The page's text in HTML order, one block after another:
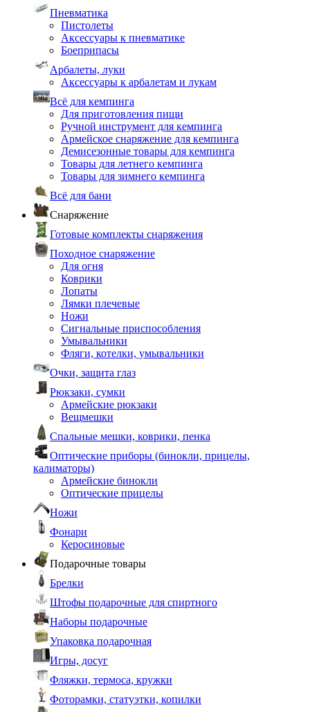
Пневматика
Пистолеты
Аксессуары к пневматике
Боеприпасы
Арбалеты, луки
Аксессуары к арбалетам и лукам
Всё для кемпинга
Для приготовления пищи
Ручной инструмент для кемпинга
Армейское снаряжение для кемпинга
Демисезонные товары для кемпинга
Товары для летнего кемпинга
Товары для зимнего кемпинга
Всё для бани
Снаряжение
Готовые комплекты снаряжения
Походное снаряжение
Для огня
Коврики
Лопаты
Лямки плечевые
Ножи
Сигнальные приспособления
Умывальники
Фляги, котелки, умывальники
Очки, защита глаз
Рюкзаки, сумки
Армейские рюкзаки
Вещмешки
Спальные мешки, коврики, пенка
Оптические приборы (бинокли, прицелы,
калиматоры)
Армейские бинокли
Оптические прицелы
Ножи
Фонари
Керосиновые
Подарочные товары
Брелки
Штофы подарочные для спиртного
Наборы подарочные
Упаковка подарочная
Игры, досуг
Фляжки, термоса, кружки
Фоторамки, статуэтки, копилки